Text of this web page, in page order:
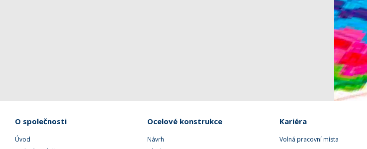
O společnosti
Úvod
Ocelové konstrukce
Návrh
Kariéra
Volná pracovní místa